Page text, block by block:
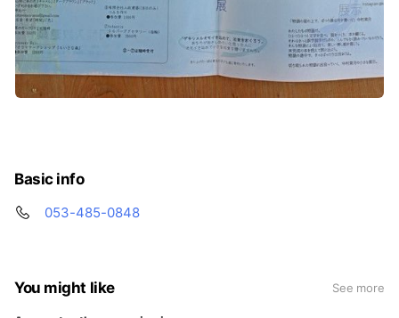
Basic info
053-485-0848
You might like See more